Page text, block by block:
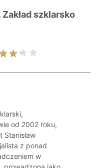
szklarsko
od 2002 roku,
Stanisław
z ponad
w